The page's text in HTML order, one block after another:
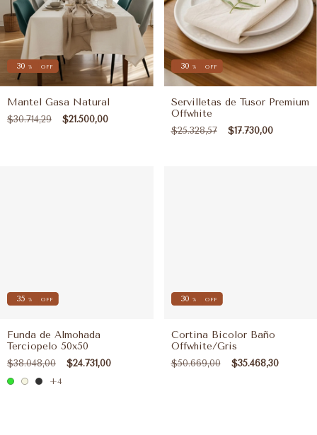
30 % OFF
Mantel Gasa Natural
$30.714,29 $21.500,00
30 % OFF
Servilletas de Tusor Premium
Offwhite
$25.328,57 $17.730,00
35 % OFF
Funda de Almohada
Terciopelo 50x50
$38.048,00 $24.731,00
+4
30 % OFF
Cortina Bicolor Baño
Offwhite/Gris
$50.669,00 $35.468,30